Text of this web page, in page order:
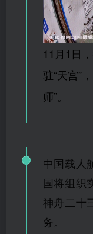
11月1日
驻“天宫”
师”。
中国载人
国将组织
神舟二十
务。